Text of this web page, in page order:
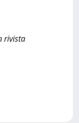
rivista